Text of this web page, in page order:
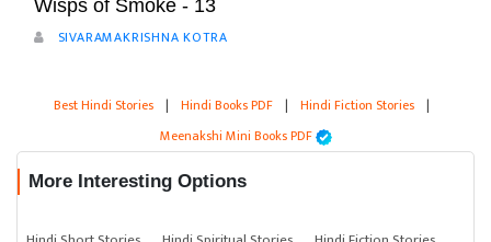
Wisps of Smoke - 13
SIVARAMAKRISHNA KOTRA
Best Hindi Stories | Hindi Books PDF | Hindi Fiction Stories |
Meenakshi Mini Books PDF
More Interesting Options